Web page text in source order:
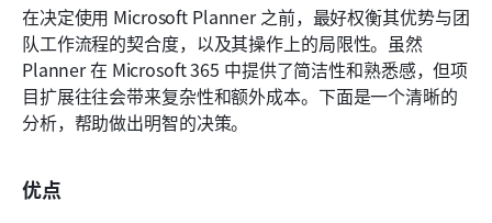
在决定使用 Microsoft Planner 之前，最好权衡其优势与团
队工作流程的契合度，以及其操作上的局限性。虽然
Planner 在 Microsoft 365 中提供了简洁性和熟悉感，但项
目扩展往往会带来复杂性和额外成本。下面是一个清晰的
分析，帮助做出明智的决策。
优点